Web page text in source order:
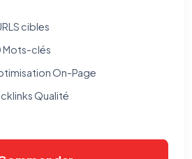
cibles
Mots-clés
On-Page
Qualité
TOUJOURS ACTIF
du site : session, sécurité,
de consentement. Ils ne
Analytics.